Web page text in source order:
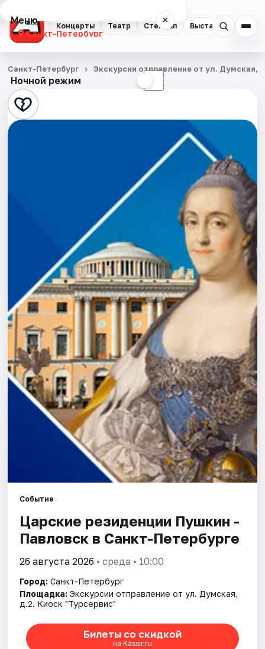
Концерты Театр Стендап Выставки
Меню ×
Санкт-Петербург
Концерты
Театр
Стендап
Города
Площадки
Артисты
Рейтинги
Ночной режим ☾
Санкт-Петербург Экскурсии отправление от ул. Думская,
Событие
Царские резиденции Пушкин -
Павловск в Санкт-Петербурге
26 августа 2026 • среда • 10:00
Город: Санкт-Петербург
Площадка: Экскурсии отправление от ул. Думская,
д.2. Киоск "Турсервис"
Билеты со скидкой
на Kassir.ru